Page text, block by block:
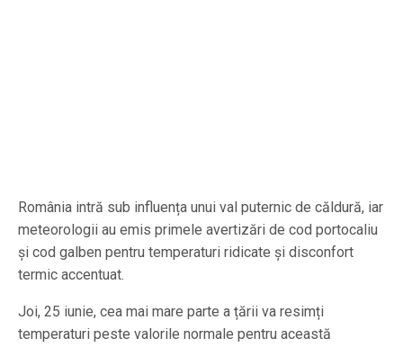
România intră sub influența unui val puternic de căldură, iar
meteorologii au emis primele avertizări de cod portocaliu
și cod galben pentru temperaturi ridicate și disconfort
termic accentuat.
Joi, 25 iunie, cea mai mare parte a țării va resimți
temperaturi peste valorile normale pentru această